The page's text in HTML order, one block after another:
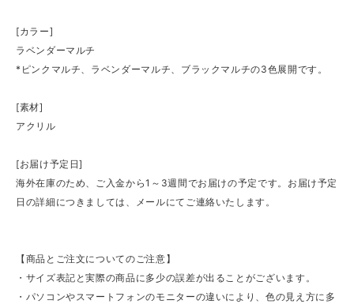
[カラー]
ラベンダーマルチ
*ピンクマルチ、ラベンダーマルチ、ブラックマルチの3色展開です。
[素材]
アクリル
[お届け予定日]
海外在庫のため、ご入金から1～3週間でお届けの予定です。お届け予定
日の詳細につきましては、メールにてご連絡いたします。
【商品とご注文についてのご注意】
・サイズ表記と実際の商品に多少の誤差が出ることがございます。
・パソコンやスマートフォンのモニターの違いにより、色の見え方に多